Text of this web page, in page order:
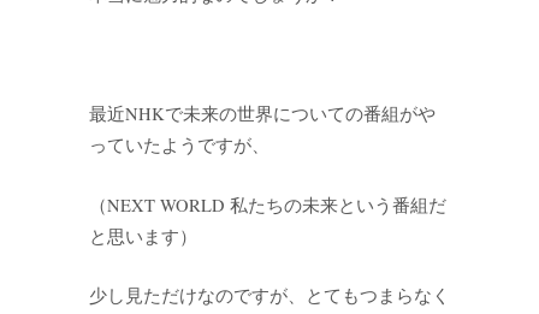
最近NHKで未来の世界についての番組がや
っていたようですが、
（NEXT WORLD 私たちの未来という番組だ
と思います）
少し見ただけなのですが、とてもつまらなく